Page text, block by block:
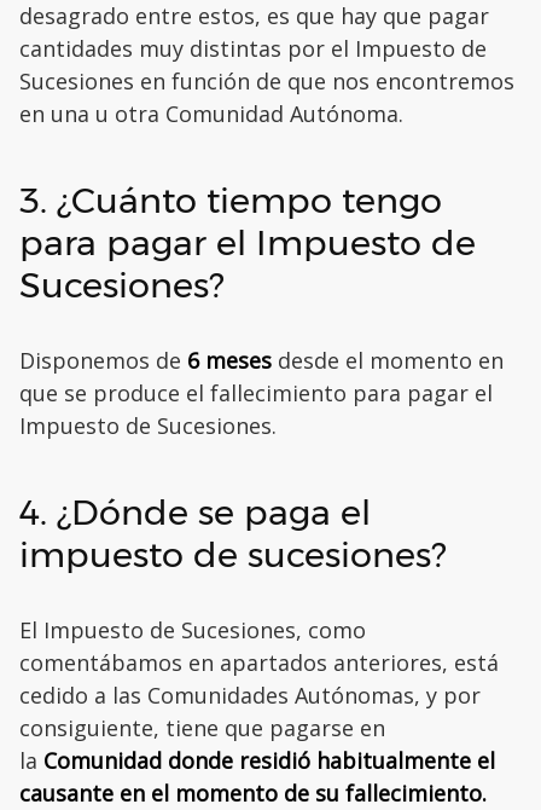
desagrado entre estos, es que hay que pagar
cantidades muy distintas por el Impuesto de
Sucesiones en función de que nos encontremos
en una u otra Comunidad Autónoma.
3. ¿Cuánto tiempo tengo
para pagar el Impuesto de
Sucesiones?
Disponemos de 6 meses desde el momento en
que se produce el fallecimiento para pagar el
Impuesto de Sucesiones.
4. ¿Dónde se paga el
impuesto de sucesiones?
El Impuesto de Sucesiones, como
comentábamos en apartados anteriores, está
cedido a las Comunidades Autónomas, y por
consiguiente, tiene que pagarse en
la Comunidad donde residió habitualmente el
causante en el momento de su fallecimiento.